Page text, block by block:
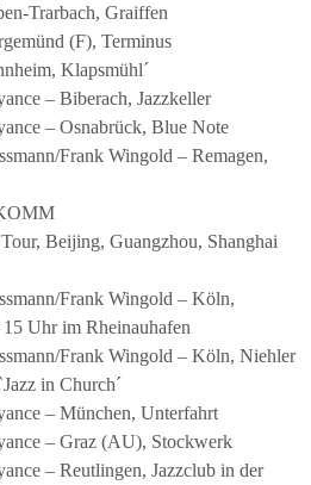
Trarbach, Graiffen
(F), Terminus
Klapsmühl´
– Biberach, Jazzkeller
– Osnabrück, Blue Note
Frank Wingold – Remagen,
Beijing, Guangzhou, Shanghai
Frank Wingold – Köln,
Uhr im Rheinauhafen
Frank Wingold – Köln, Niehler
in Church´
– München, Unterfahrt
– Graz (AU), Stockwerk
– Reutlingen, Jazzclub in der